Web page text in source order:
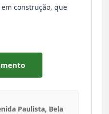
construção, que
Paulista, Bela